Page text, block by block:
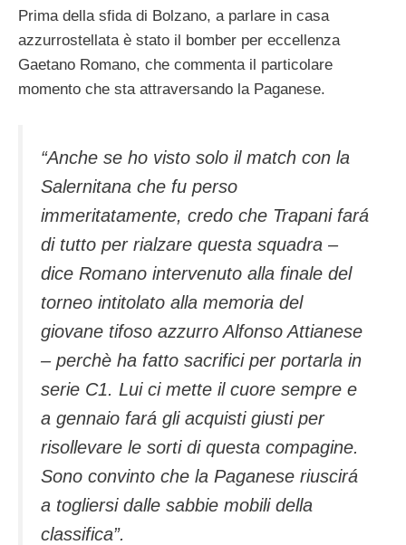
Prima della sfida di Bolzano, a parlare in casa
azzurrostellata è stato il bomber per eccellenza
Gaetano Romano, che commenta il particolare
momento che sta attraversando la Paganese.
“Anche se ho visto solo il match con la
Salernitana che fu perso
immeritatamente, credo che Trapani fará
di tutto per rialzare questa squadra –
dice Romano intervenuto alla finale del
torneo intitolato alla memoria del
giovane tifoso azzurro Alfonso Attianese
– perchè ha fatto sacrifici per portarla in
serie C1. Lui ci mette il cuore sempre e
a gennaio fará gli acquisti giusti per
risollevare le sorti di questa compagine.
Sono convinto che la Paganese riuscirá
a togliersi dalle sabbie mobili della
classifica”.